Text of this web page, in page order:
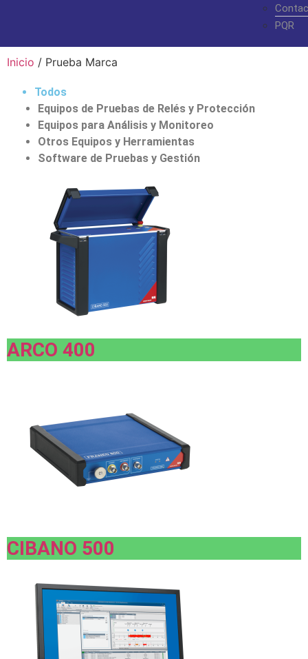
PQR
Inicio / Prueba Marca
Todos
Equipos de Pruebas de Relés y Protección
Equipos para Análisis y Monitoreo
Otros Equipos y Herramientas
Software de Pruebas y Gestión
ARCO 400
CIBANO 500